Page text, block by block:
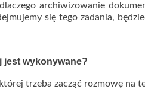
archiwizowanie
się tego zadania,
jest wykonywane?
trzeba zacząć rozmowę na